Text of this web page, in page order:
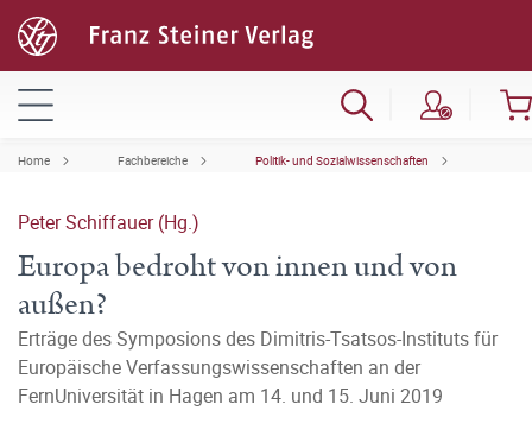
Home Fachbereiche Politik- und Sozialwissenschaften
Peter Schiffauer (Hg.)
Europa bedroht von innen und von
außen?
Erträge des Symposions des Dimitris-Tsatsos-Instituts für
Europäische Verfassungswissenschaften an der
FernUniversität in Hagen am 14. und 15. Juni 2019